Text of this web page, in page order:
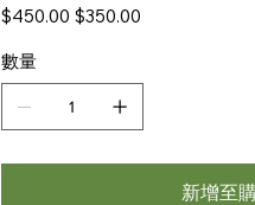
原
始
格
$450.00 促
銷
$350.00
數量
新增至